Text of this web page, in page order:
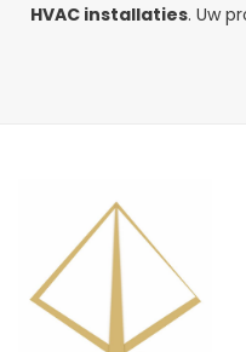
HVAC installaties. Uw